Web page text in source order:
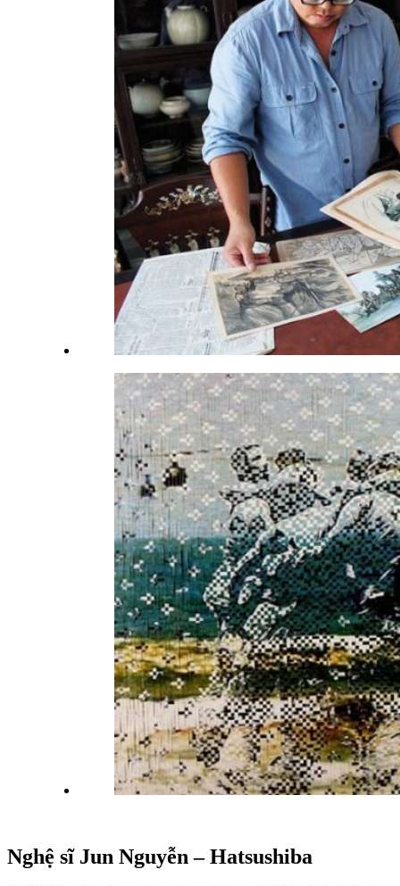
Nghệ sĩ Jun Nguyễn – Hatsushiba